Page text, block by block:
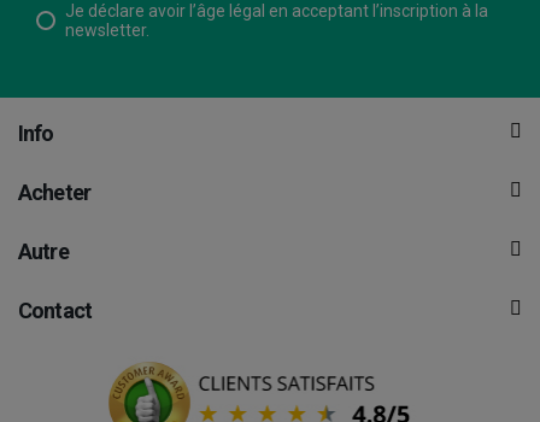
Je déclare avoir l’âge légal en acceptant l’inscription à la
newsletter.
Info
Acheter
Autre
Contact